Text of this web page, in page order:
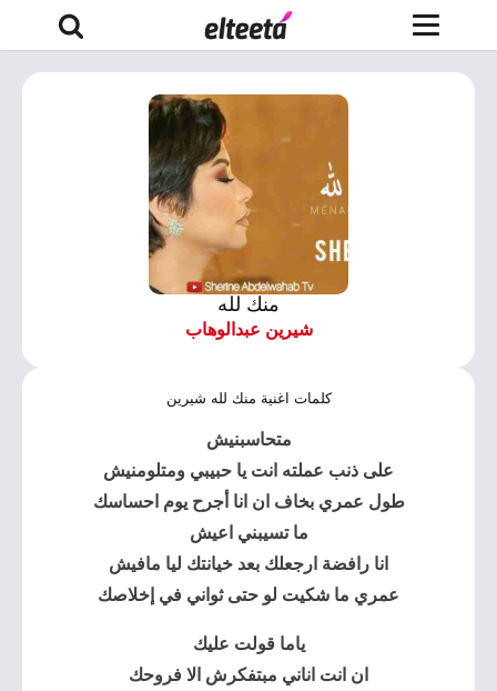
منك لله
شيرين عبدالوهاب
كلمات اغنية منك لله شيرين
متحاسبنيش
على ذنب عملته انت يا حبيبي ومتلومنيش
طول عمري بخاف ان انا أجرح يوم احساسك
ما تسيبني اعيش
انا رافضة ارجعلك بعد خيانتك ليا مافيش
عمري ما شكيت لو حتى ثواني في إخلاصك
ياما قولت عليك
ان انت اناني مبتفكرش الا فروحك